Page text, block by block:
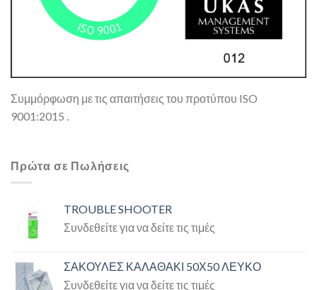
Συμμόρφωση με τις απαιτήσεις του προτύπου ISO
9001:2015 .
Πρώτα σε Πωλήσεις
TROUBLE SHOOTER
Συνδεθείτε για να δείτε τις τιμές
ΣΑΚΟΥΛΕΣ ΚΑΛΑΘΑΚΙ 50Χ50 ΛΕΥΚΟ
Συνδεθείτε για να δείτε τις τιμές